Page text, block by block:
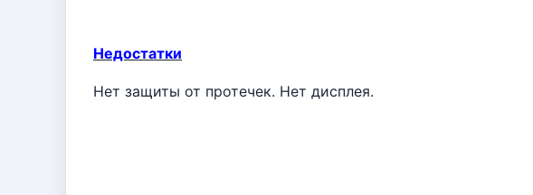
Недостатки
Нет защиты от протечек. Нет дисплея.